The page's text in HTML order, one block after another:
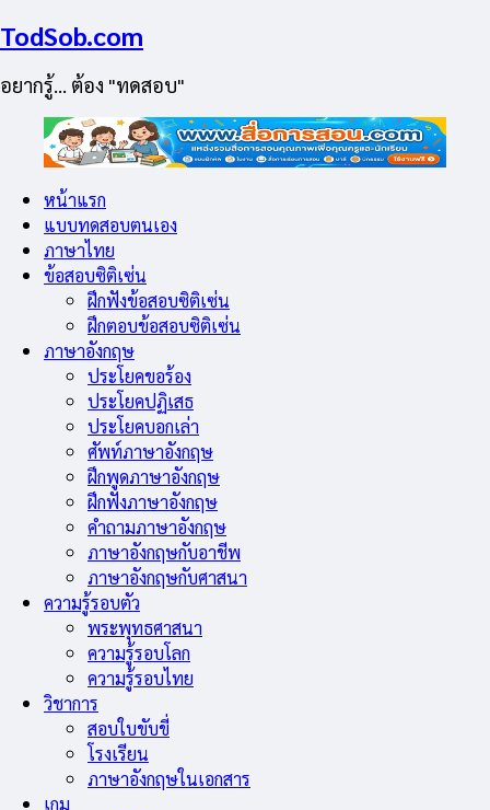
TodSob.com
อยากรู้… ต้อง "ทดสอบ"
หน้าแรก
แบบทดสอบตนเอง
ภาษาไทย
ข้อสอบซิติเซ่น
ฝึกฟังข้อสอบซิติเซ่น
ฝึกตอบข้อสอบซิติเซ่น
ภาษาอังกฤษ
ประโยคขอร้อง
ประโยคปฏิเสธ
ประโยคบอกเล่า
ศัพท์ภาษาอังกฤษ
ฝึกพูดภาษาอังกฤษ
ฝึกฟังภาษาอังกฤษ
คำถามภาษาอังกฤษ
ภาษาอังกฤษกับอาชีพ
ภาษาอังกฤษกับศาสนา
ความรู้รอบตัว
พระพุทธศาสนา
ความรู้รอบโลก
ความรู้รอบไทย
วิชาการ
สอบใบขับขี่
โรงเรียน
ภาษาอังกฤษในเอกสาร
เกม